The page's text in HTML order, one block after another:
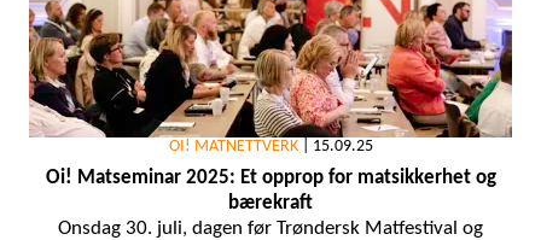
OI! MATNETTVERK| 15.09.25
Oi! Matseminar 2025: Et opprop for matsikkerhet og
bærekraft
Onsdag 30. juli, dagen før Trøndersk Matfestival og